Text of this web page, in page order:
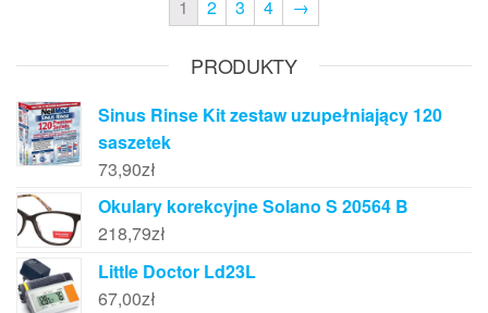
1 2 3 4 →
PRODUKTY
Sinus Rinse Kit zestaw uzupełniający 120
saszetek
73,90zł
Okulary korekcyjne Solano S 20564 B
218,79zł
Little Doctor Ld23L
67,00zł